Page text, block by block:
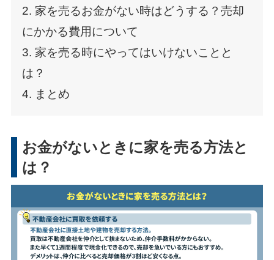
2. 家を売るお金がない時はどうする？売却
にかかる費用について
3. 家を売る時にやってはいけないことと
は？
4. まとめ
お金がないときに家を売る方法と
は？